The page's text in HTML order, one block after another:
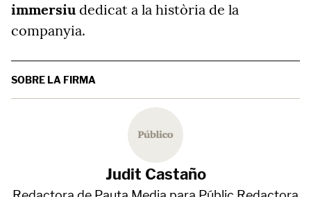
immersiu dedicat a la història de la
companyia.
SOBRE LA FIRMA
Judit Castaño